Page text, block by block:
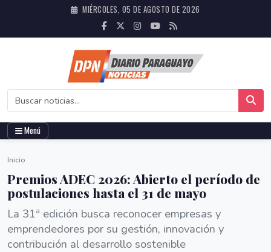
MIÉRCOLES, 05 DE AGOSTO DE 2026
Menú
Inicio
Premios ADEC 2026: Abierto el período de
postulaciones hasta el 31 de mayo
La 31ª edición busca reconocer empresas y
emprendedores por su gestión, innovación y
contribución al desarrollo sostenible